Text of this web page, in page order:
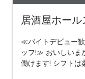
居酒屋ホール
≪バイトデビュー
ッフ!≫ おいしいま
働けます! シフトは